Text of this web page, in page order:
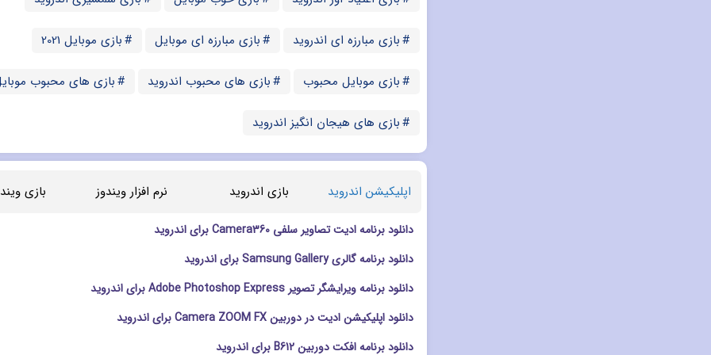
بازی مبارزه ای اندروید بازی مبارزه ای موبایل بازی موبایل 2021
بازی موبایل محبوب بازی های محبوب اندروید بازی های محبوب
بازی های هیجان انگیز اندروید
اپلیکیشن اندروید بازی اندروید نرم افزار ویندوز بازی
دانلود برنامه ادیت تصاویر سلفی Camera360 برای اندروید
دانلود برنامه گالری Samsung Gallery برای اندروید
دانلود برنامه ویرایشگر تصویر Adobe Photoshop Express برای اندروید
دانلود اپلیکیشن ادیت در دوربین Camera ZOOM FX برای اندروید
دانلود برنامه افکت دوربین B612 برای اندروید